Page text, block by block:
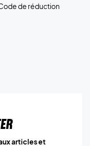
de réduction
articles et